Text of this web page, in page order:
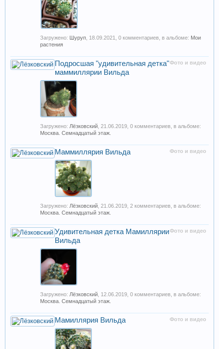
Загружено: Шуруп 18.09.2021 , 0 комментариев, в альбоме: Мои
растения
Фото и видео
Подросшая "удивительная детка"
маммиллярии Вильда
Загружено: Лёзковский 21.06.2019 , 0 комментариев, в альбоме:
Москва. Семнадцатый этаж.
Фото и видео
Маммиллярия Вильда
Загружено: Лёзковский 21.06.2019 , 2 комментариев, в альбоме:
Москва. Семнадцатый этаж.
Фото и видео
Удивительная детка Мамиллярии
Вильда
Загружено: Лёзковский 12.06.2019 , 0 комментариев, в альбоме:
Москва. Семнадцатый этаж.
Фото и видео
Мамиллярия Вильда